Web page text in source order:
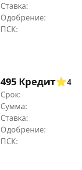
Ставка:
Одобрение:
495 Кредит
4
Срок:
Сумма:
Ставка:
Одобрение: